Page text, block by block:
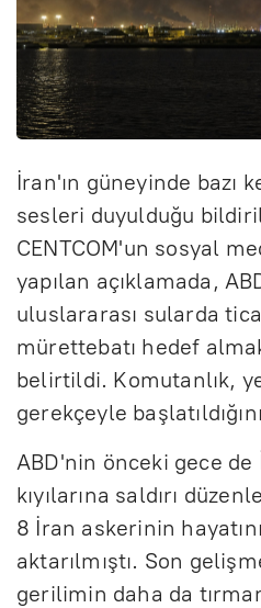
İran'ın güneyinde bazı
sesleri duyulduğu
CENTCOM'un sosyal
yapılan açıklamada,
uluslararası sularda
mürettebatı hedef
belirtildi. Komutanlık,
gerekçeyle
ABD'nin önceki gece de
kıyılarına saldırı
8 İran askerinin
aktarılmıştı. Son
gerilimin daha da